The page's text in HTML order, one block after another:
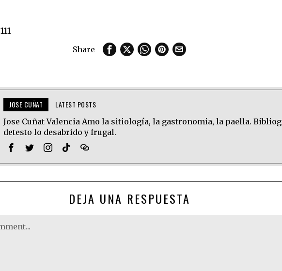
111
Share
JOSE CUÑAT LATEST POSTS
Jose Cuñat Valencia Amo la sitiología, la gastronomia, la paella.
detesto lo desabrido y frugal.
DEJA UNA RESPUESTA